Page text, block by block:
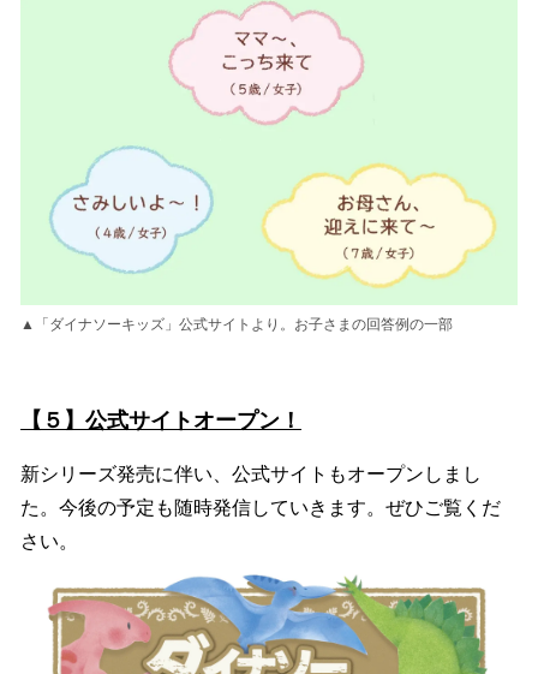
▲「ダイナソーキッズ」公式サイトより。お子さまの回答例の一部
【５】公式サイトオープン！
新シリーズ発売に伴い、公式サイトもオープンしまし
た。今後の予定も随時発信していきます。ぜひご覧くだ
さい。